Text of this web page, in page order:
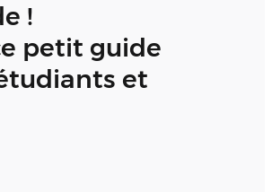
!
petit guide
et